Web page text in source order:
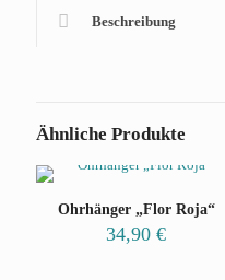
Beschreibung
Ähnliche Produkte
Ohrhänger „Flor Roja“
34,90€